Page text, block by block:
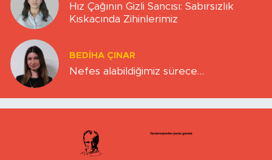
Hız Çağının Gizli Sancısı: Sabırsızlık
Kıskacında Zihinlerimiz
BEDIHA ÇINAR
Nefes alabildiğimiz sürece…